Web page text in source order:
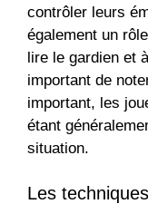
contrôler leurs
également un
lire le gardien et
important de
important, les
étant
situation.
Les